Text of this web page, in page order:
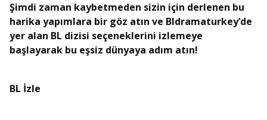
Şimdi zaman kaybetmeden sizin için derlenen bu
harika yapımlara bir göz atın ve Bldramaturkey’de
yer alan BL dizisi seçeneklerini izlemeye
başlayarak bu eşsiz dünyaya adım atın!
BL İzle